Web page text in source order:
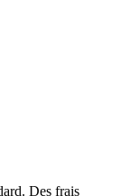
Des frais